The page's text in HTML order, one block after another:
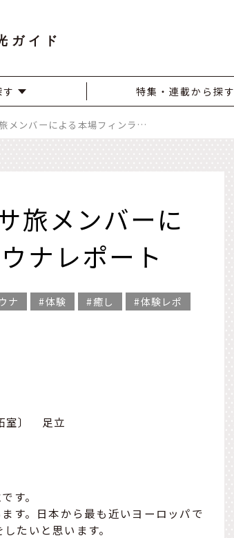
ガイド
特集・連載から探す
ととのいすぎ注意！JALサ旅メンバーによる本場フィンランドサウナレポート
旅メンバーに
ナレポート
ナ 体験 癒し
体験レポ
室〕 足立
す。
す。日本から最も近いヨーロッパで
たいと思います。